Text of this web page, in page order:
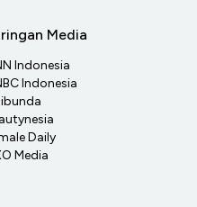
Media
Indonesia
Indonesia
Daily
Media